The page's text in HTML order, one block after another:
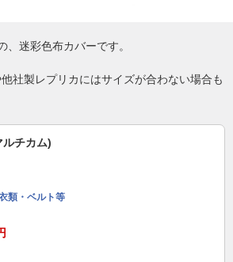
、迷彩色布カバーです。
社製レプリカにはサイズが合わない場合も
チカム)
類・ベルト等